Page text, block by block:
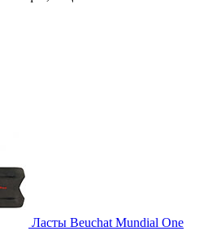
Ласты Beuchat Mundial One